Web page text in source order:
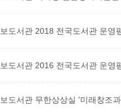
도서관 2018 전국도서관 운영
도서관 2016 전국도서관 운영
도서관 무한상상실 '미래창조